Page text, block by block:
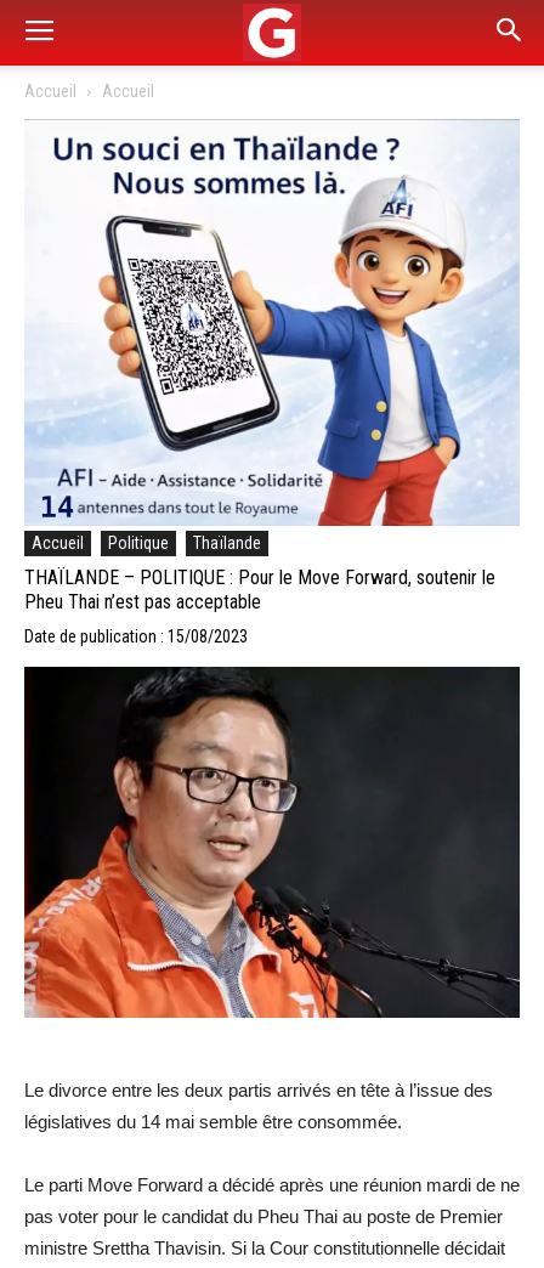
Accueil Accueil
Accueil Politique Thaïlande
THAÏLANDE – POLITIQUE : Pour le Move Forward, soutenir le
Pheu Thai n’est pas acceptable
Date de publication : 15/08/2023
Le divorce entre les deux partis arrivés en tête à l’issue des
législatives du 14 mai semble être consommée.
Le parti Move Forward a décidé après une réunion mardi de ne
pas voter pour le candidat du Pheu Thai au poste de Premier
ministre Srettha Thavisin. Si la Cour constitutionnelle décidait